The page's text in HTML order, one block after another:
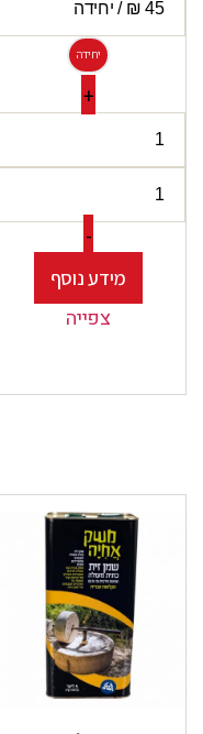
יחידה
+
-
מידע נוסף
צפייה